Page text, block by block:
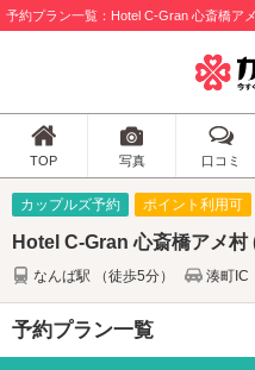
TOP 写真 口コミ
カップルズ予約 ポイント利用可
Hotel C-Gran 心斎橋アメ
なんば駅 （徒歩5分） 湊町IC
予約プラン一覧